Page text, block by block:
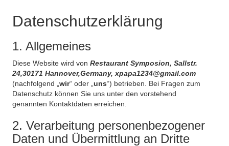
Datenschutzerklärung
1. Allgemeines
Diese Website wird von Restaurant Symposion, Sallstr.
24,30171 Hannover,Germany, xpapa1234@gmail.com
(nachfolgend „ wir“ oder „ uns“) betrieben. Bei Fragen zum
Datenschutz können Sie uns unter den vorstehend
genannten Kontaktdaten erreichen.
2. Verarbeitung personenbezogener
Daten und Übermittlung an Dritte